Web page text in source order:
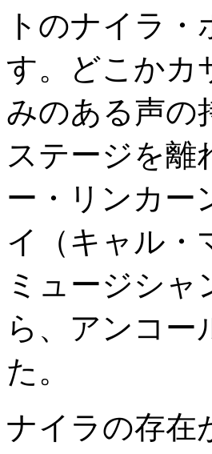
トのナイラ
す。どこかカ
みのある声の
ステージを離
ー・リンカー
イ（キャル・
ミュージシ
ら、アンコー
た。
ナイラの存在